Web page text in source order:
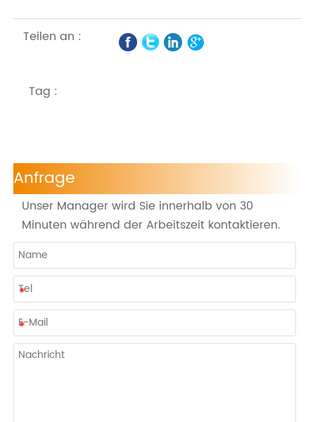
Teilen an :
Tag :
Anfrage
Unser Manager wird Sie innerhalb von 30
Minuten während der Arbeitszeit kontaktieren.